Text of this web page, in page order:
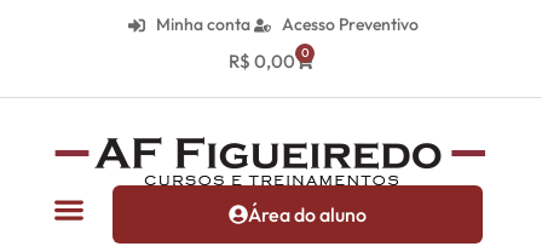
Minha conta Acesso Preventivo
R$ 0,00 0
Área do aluno